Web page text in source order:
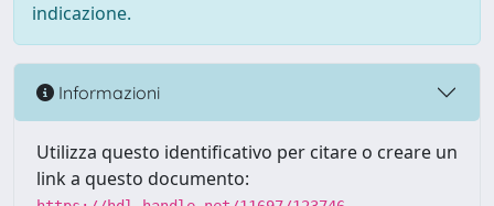
indicazione.
Informazioni
Utilizza questo identificativo per citare o creare un
link a questo documento: